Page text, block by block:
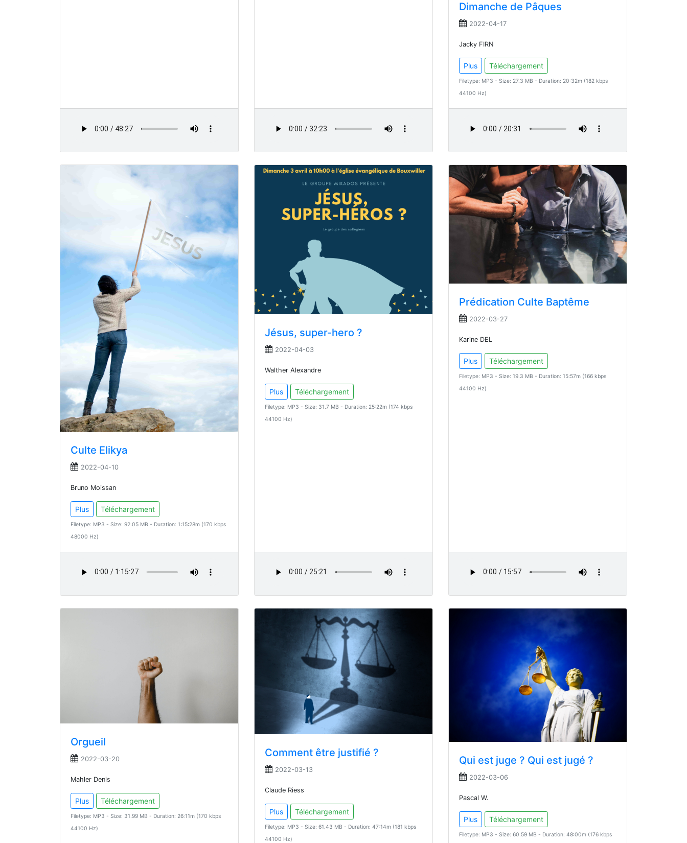
Dimanche de Pâques
2022-04-17
Jacky FIRN
Plus Téléchargement
Filetype: MP3 - Size: 27.3 MB - Duration: 20:32m (182 kbps
44100 Hz)
Culte Elikya
2022-04-10
Bruno Moissan
Plus Téléchargement
Filetype: MP3 - Size: 92.05 MB - Duration: 1:15:28m (170 kbps
48000 Hz)
Jésus, super-hero ?
2022-04-03
Walther Alexandre
Plus Téléchargement
Filetype: MP3 - Size: 31.7 MB - Duration: 25:22m (174 kbps
44100 Hz)
Prédication Culte Baptême
2022-03-27
Karine DEL
Plus Téléchargement
Filetype: MP3 - Size: 19.3 MB - Duration: 15:57m (166 kbps
44100 Hz)
Orgueil
2022-03-20
Mahler Denis
Plus Téléchargement
Filetype: MP3 - Size: 31.99 MB - Duration: 26:11m (170 kbps
44100 Hz)
Comment être justifié ?
2022-03-13
Claude Riess
Plus Téléchargement
Filetype: MP3 - Size: 61.43 MB - Duration: 47:14m (181 kbps
44100 Hz)
Qui est juge ? Qui est jugé ?
2022-03-06
Pascal W.
Plus Téléchargement
Filetype: MP3 - Size: 60.59 MB - Duration: 48:00m (176 kbps